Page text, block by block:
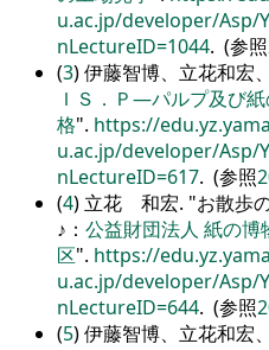
u.ac.jp/developer/Asp/
nLectureID=1044. (参照
(3) 伊藤智博、立花和宏
ＩＳ．Ｐ―パルプ及び
格 . https://
u.ac.jp/developer/Asp/
nLectureID=617. (参照
(4) 立花 和宏. お散歩
♪： 公益財団法人 紙の博
区 . https://
u.ac.jp/developer/Asp/
nLectureID=644. (参照
(5) 伊藤智博、立花和宏